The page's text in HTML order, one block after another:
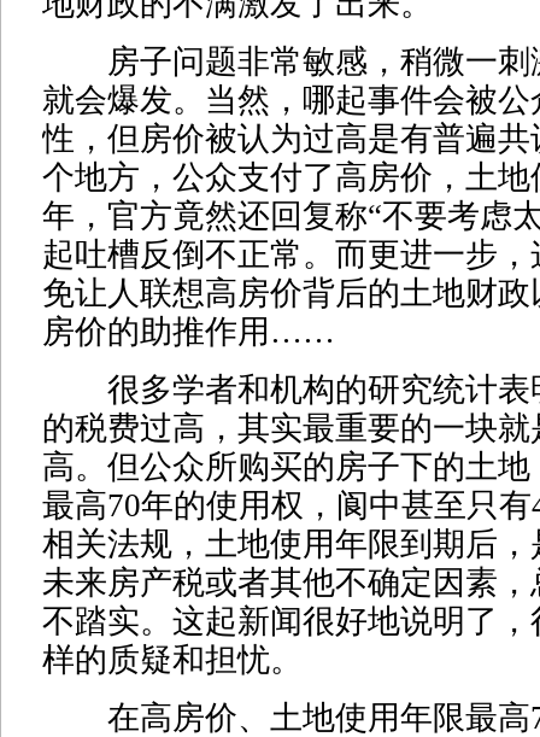
房子问题非常敏感，稍微一刺
就会爆发。当然，哪起事件会被
性，但房价被认为过高是有普遍
个地方，公众支付了高房价，土
年，官方竟然还回复称“不要考虑
起吐槽反倒不正常。而更进一步
免让人联想高房价背后的土地财
房价的助推作用……
很多学者和机构的研究统计表
的税费过高，其实最重要的一块
高。但公众所购买的房子下的土
最高70年的使用权，阆中甚至只
相关法规，土地使用年限到期后
未来房产税或者其他不确定因素
不踏实。这起新闻很好地说明了
样的质疑和担忧。
在高房价、土地使用年限最高